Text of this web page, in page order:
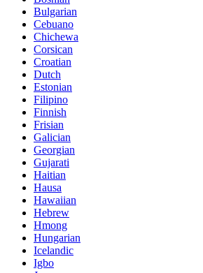
Bulgarian
Cebuano
Chichewa
Corsican
Croatian
Dutch
Estonian
Filipino
Finnish
Frisian
Galician
Georgian
Gujarati
Haitian
Hausa
Hawaiian
Hebrew
Hmong
Hungarian
Icelandic
Igbo